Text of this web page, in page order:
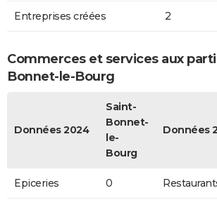
Entreprises créées 2
Commerces et services aux
Bonnet-le-Bourg
Données 2024
Saint-
Bonnet-
le-
Bourg
Données
Epiceries 0